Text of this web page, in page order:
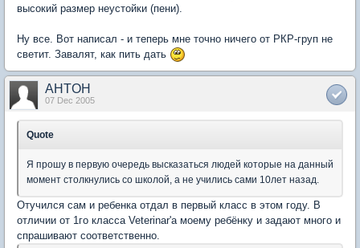
высокий размер неустойки (пени).
Ну все. Вот написал - и теперь мне точно ничего от РКР-груп не
светит. Завалят, как пить дать
AHTOH
07 Dec 2005
Quote
Я прошу в первую очередь высказаться людей которые на данный
момент столкнулись со школой, а не учились сами 10лет назад.
Отучился сам и ребенка отдал в первый класс в этом году. В
отличии от 1го класса Veterinar'а моему ребёнку и задают много и
спрашивают соответственно.